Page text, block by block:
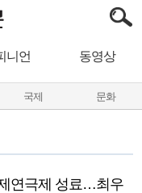
니언 동영상
국제 문화
연극제 성료…최우